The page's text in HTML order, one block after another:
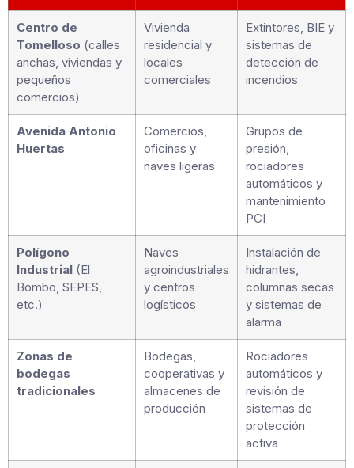
Centro de
Tomelloso (calles
anchas, viviendas y
pequeños
comercios)
Vivienda
residencial y
locales
comerciales
Extintores, BIE y
sistemas de
detección de
incendios
Avenida Antonio
Huertas
Comercios,
oficinas y
naves ligeras
Grupos de
presión,
rociadores
automáticos y
mantenimiento
PCI
Polígono
Industrial (El
Bombo, SEPES,
etc.)
Naves
agroindustriales
y centros
logísticos
Instalación de
hidrantes,
columnas secas
y sistemas de
alarma
Zonas de
bodegas
tradicionales
Bodegas,
cooperativas y
almacenes de
producción
Rociadores
automáticos y
revisión de
sistemas de
protección
activa